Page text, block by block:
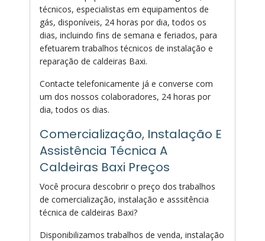
técnicos, especialistas em equipamentos de
gás, disponíveis, 24 horas por dia, todos os
dias, incluindo fins de semana e feriados, para
efetuarem trabalhos técnicos de instalação e
reparação de caldeiras Baxi.
Contacte telefonicamente já e converse com
um dos nossos colaboradores, 24 horas por
dia, todos os dias.
Comercialização, Instalação E
Assistência Técnica A
Caldeiras Baxi Preços
Você procura descobrir o preço dos trabalhos
de comercialização, instalação e asssitência
técnica de caldeiras Baxi?
Disponibilizamos trabalhos de venda, instalação